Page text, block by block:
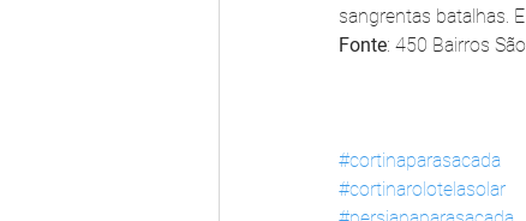
sangrentas batalhas.
Fonte: 450 Bairros
#cortinaparasacada
#cortinarolotelasolar